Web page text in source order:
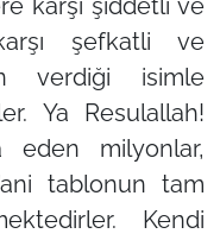
karşı şiddetli ve
şefkatli ve
verdiği isimle
Ya Resulallah!
eden milyonlar,
tablonun tam
Kendi